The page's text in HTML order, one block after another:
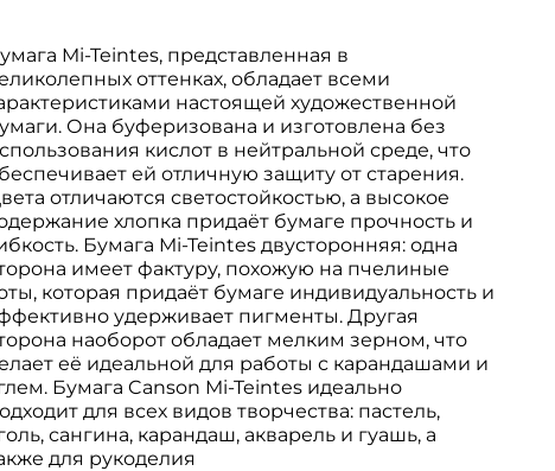
Mi-Teintes, представленная в
оттенках, обладает всеми
настоящей художественной
Она буферизована и изготовлена без
кислот в нейтральной среде, что
ей отличную защиту от старения.
отличаются светостойкостью, а высокое
хлопка придаёт бумаге прочность и
Бумага Mi-Teintes двусторонняя: одна
имеет фактуру, похожую на пчелиные
которая придаёт бумаге индивидуальность и
удерживает пигменты. Другая
наоборот обладает мелким зерном, что
её идеальной для работы с карандашами и
Бумага Canson Mi-Teintes идеально
для всех видов творчества: пастель,
сангина, карандаш, акварель и гуашь, а
для рукоделия